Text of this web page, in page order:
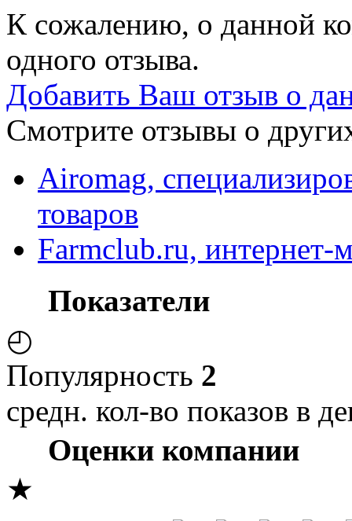
К сожалению, о данной
одного отзыва.
Добавить Ваш отзыв о
Смотрите отзывы о
Airomag,
товаров
Farmclub.ru, интернет-
Показатели
◴
Популярность 2
средн. кол-во показов в
Оценки компании
★